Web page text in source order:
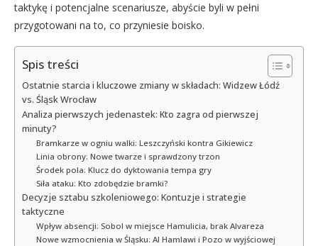
taktykę i potencjalne scenariusze, abyście byli w pełni
przygotowani na to, co przyniesie boisko.
Spis treści
Ostatnie starcia i kluczowe zmiany w składach: Widzew Łódź
vs. Śląsk Wrocław
Analiza pierwszych jedenastek: Kto zagra od pierwszej
minuty?
Bramkarze w ogniu walki: Leszczyński kontra Gikiewicz
Linia obrony: Nowe twarze i sprawdzony trzon
Środek pola: Klucz do dyktowania tempa gry
Siła ataku: Kto zdobędzie bramki?
Decyzje sztabu szkoleniowego: Kontuzje i strategie
taktyczne
Wpływ absencji: Sobol w miejsce Hamulicia, brak Alvareza
Nowe wzmocnienia w Śląsku: Al Hamlawi i Pozo w wyjściowej